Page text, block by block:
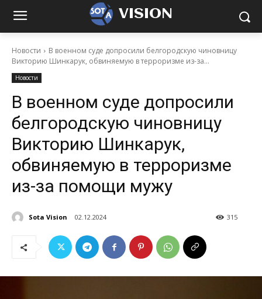
VISION
Новости
В военном суде допросили белгородскую чиновницу
Викторию Шинкарук, обвиняемую в терроризме из-за...
Новости
В военном суде допросили
белгородскую чиновницу
Викторию Шинкарук,
обвиняемую в терроризме
из-за помощи мужу
Sota Vision 02.12.2024 315